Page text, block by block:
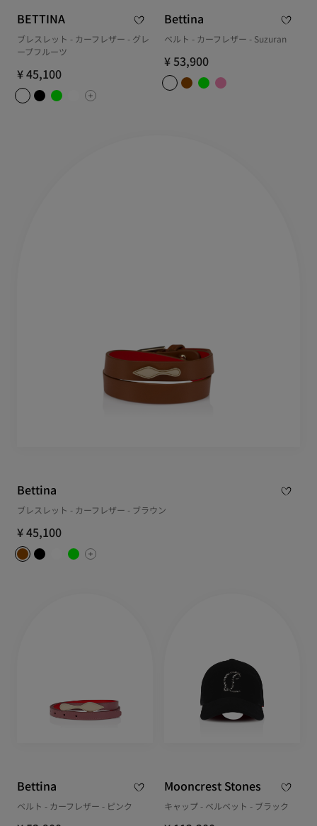
BETTINA
ブレスレット - カーフレザー - グレ
ープフルーツ
¥ 45,100
Bettina
ベルト - カーフレザー - Suzuran
¥ 53,900
Bettina
ブレスレット - カーフレザー - ブラウン
¥ 45,100
Bettina
ベルト - カーフレザー - ピンク
Mooncrest Stones
キャップ - ベルベット - ブラック